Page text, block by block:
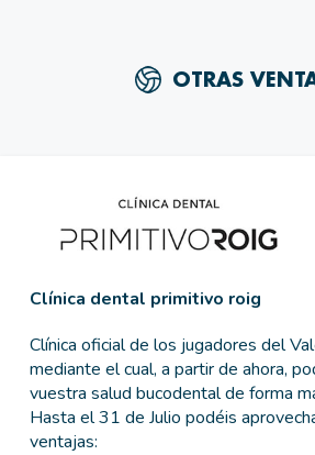
OTRAS
Clínica dental primitivo roig
Clínica oficial de los jugadores del
mediante el cual, a partir de ahora,
vuestra salud bucodental de forma
Hasta el 31 de Julio podéis
ventajas: